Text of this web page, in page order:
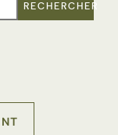
RECHERCHER